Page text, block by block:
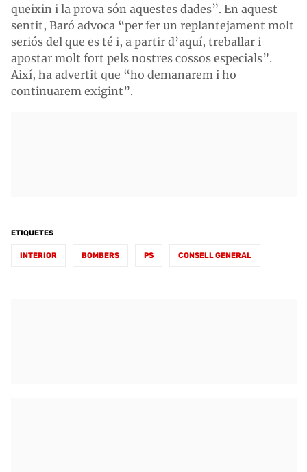
queixin i la prova són aquestes dades”. En aquest
sentit, Baró advoca “per fer un replantejament molt
seriós del que es té i, a partir d’aquí, treballar i
apostar molt fort pels nostres cossos especials”.
Així, ha advertit que “ho demanarem i ho
continuarem exigint”.
ETIQUETES
INTERIOR BOMBERS PS CONSELL GENERAL